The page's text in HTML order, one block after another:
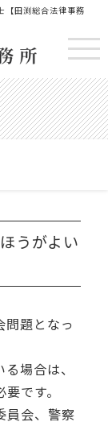
【田渕総合法律事務
うがよい
問題となっ
場合は、
です。
員会、警察